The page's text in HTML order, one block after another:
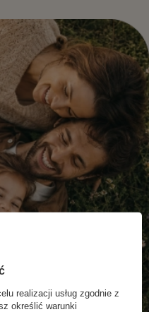
realizacji usług zgodnie z
określić warunki